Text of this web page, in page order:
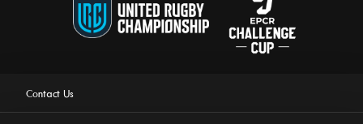
Contact Us